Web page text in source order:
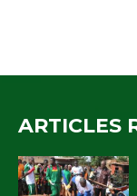
ARTICLES